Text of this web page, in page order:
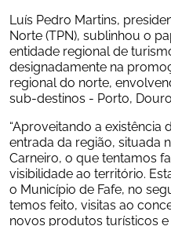
Luís Pedro Martins,
Norte (TPN), sublinhou o
entidade regional de
designadamente na
regional do norte,
sub-destinos - Porto,
“Aproveitando a
entrada da região, situada
Carneiro, o que tentamos
visibilidade ao território.
o Município de Fafe, no
temos feito, visitas ao
novos produtos turísticos